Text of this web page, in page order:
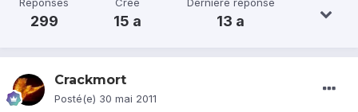
Réponses
299
Créé
15 a
Dernière réponse
13 a
Crackmort
Posté(e) 30 mai 2011